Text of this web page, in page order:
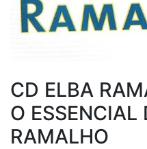
CD ELBA
O ESSENCIAL
RAMALHO